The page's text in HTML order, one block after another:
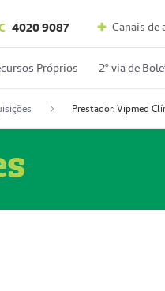
4020 9087 Canais de
Próprios 2º via de